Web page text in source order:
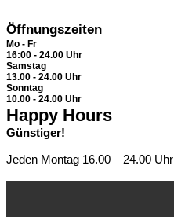
Öffnungszeiten
Mo - Fr
16:00 - 24.00 Uhr
Samstag
13.00 - 24.00 Uhr
Sonntag
10.00 - 24.00 Uhr
Happy Hours
Günstiger!
Jeden Montag 16.00 – 24.00 Uhr